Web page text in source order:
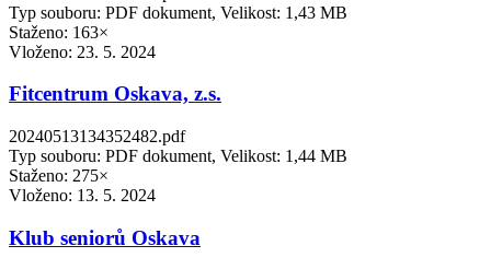
Typ souboru: PDF dokument, Velikost: 1,43 MB
Staženo: 163×
Vloženo: 23. 5. 2024
Fitcentrum Oskava, z.s.
20240513134352482.pdf
Typ souboru: PDF dokument, Velikost: 1,44 MB
Staženo: 275×
Vloženo: 13. 5. 2024
Klub seniorů Oskava